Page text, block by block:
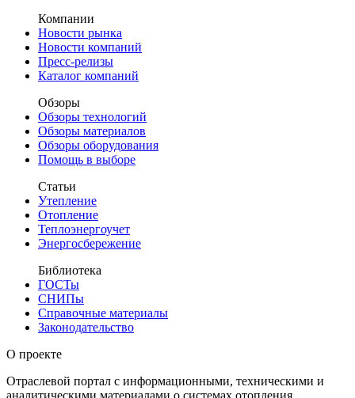
Компании
Новости рынка
Новости компаний
Пресс-релизы
Каталог компаний
Обзоры
Обзоры технологий
Обзоры материалов
Обзоры оборудования
Помощь в выборе
Статьи
Утепление
Отопление
Теплоэнергоучет
Энергосбережение
Библиотека
ГОСТы
СНИПы
Справочные материалы
Законодательство
О проекте
Отраслевой портал с информационными, техническими и